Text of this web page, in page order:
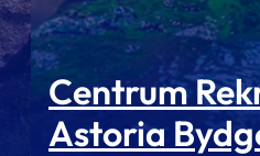
Centrum
Astoria